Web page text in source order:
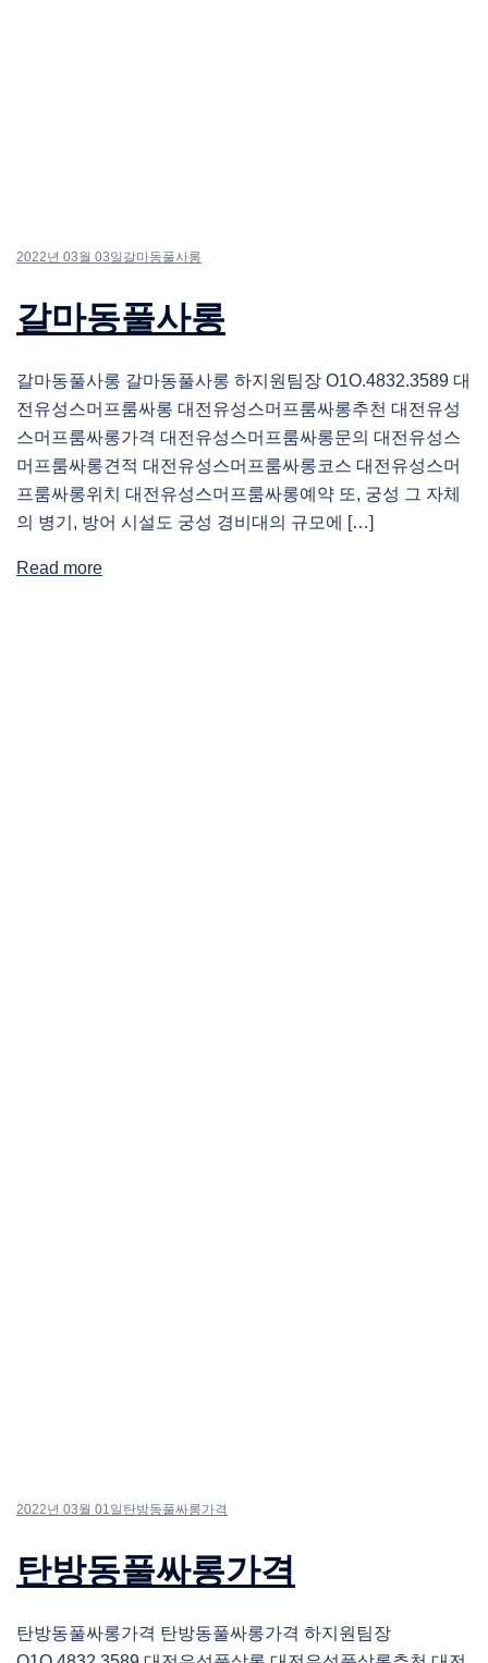
2022년 03월 03일 갈마동풀사롱
갈마동풀사롱
갈마동풀사롱 갈마동풀사롱 하지원팀장 O1O.4832.3589 대
전유성스머프룸싸롱 대전유성스머프룸싸롱추천 대전유성
스머프룸싸롱가격 대전유성스머프룸싸롱문의 대전유성스
머프룸싸롱견적 대전유성스머프룸싸롱코스 대전유성스머
프룸싸롱위치 대전유성스머프룸싸롱예약 또, 궁성 그 자체
의 병기, 방어 시설도 궁성 경비대의 규모에 […]
Read more
2022년 03월 01일 탄방동풀싸롱가격
탄방동풀싸롱가격
탄방동풀싸롱가격 탄방동풀싸롱가격 하지원팀장